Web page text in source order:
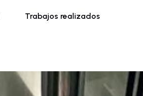
Trabajos realizados